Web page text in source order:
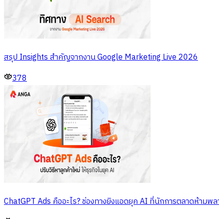
สรุป Insights สำคัญจากงาน Google Marketing Live 2026
378
ChatGPT Ads คืออะไร? ช่องทางยิงแอดยุค AI ที่นักการตลาดห้ามพ